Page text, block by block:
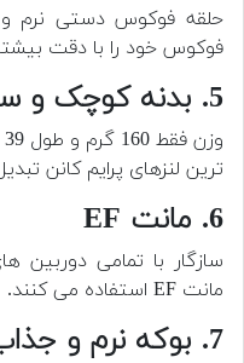
حلقه فوکوس دستی نرم
فوکوس خود را با دقت
5. بدنه کوچک و سبک
ترین لنزهای پرایم کانن
6. مانت EF
مانت EF استفاده می کنند.
7. بوکه نرم و جذاب